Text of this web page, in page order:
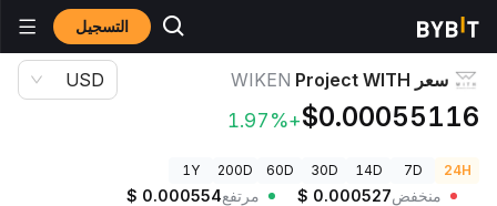
التسجيل أسعار العملات الرقمية
سعر Project WITH WIKEN
$0.00055116
+1.97%
USD
24H
7D
14D
30D
60D
200D
1Y
منخفض $ 0.000527 مرتفع $ 0.000554